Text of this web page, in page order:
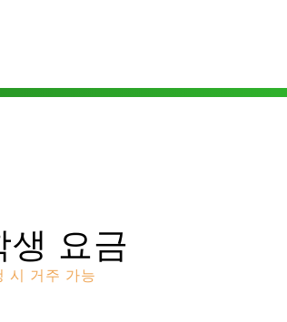
생 요금
시 거주 가능